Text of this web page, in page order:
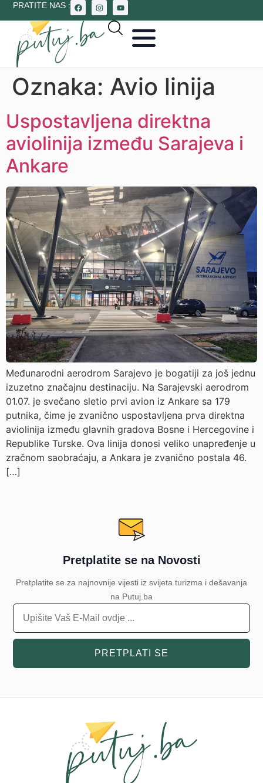
PRATITE NAS :
Oznaka: Avio linija
Uspostavljena direktna
aviolinija između Sarajeva i
Ankare
Međunarodni aerodrom Sarajevo je bogatiji za još jednu
izuzetno značajnu destinaciju. Na Sarajevski aerodrom
01.07. je svečano sletio prvi avion iz Ankare sa 179
putnika, čime je zvanično uspostavljena prva direktna
aviolinija između glavnih gradova Bosne i Hercegovine i
Republike Turske. Ova linija donosi veliko unapređenje u
zračnom saobraćaju, a Ankara je zvanično postala 46.
[…]
Pretplatite se na Novosti
Pretplatite se za najnovnije vijesti iz svijeta turizma i dešavanja
na Putuj.ba
PRETPLATI SE